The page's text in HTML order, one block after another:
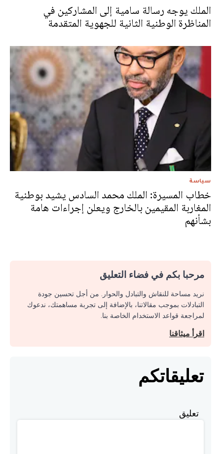
الملك يوجه رسالة سامية إلى المشاركين في
المناظرة الوطنية الثانية للجهوية المتقدمة
سياسة
خطاب المسيرة: الملك محمد السادس يشيد بوطنية
المغاربة المقيمين بالخارج ويعلن إجراءات هامة
بشأنهم
مرحبا بكم في فضاء التعليق
نريد مساحة للنقاش والتبادل والحوار. من أجل تحسين جودة
التبادلات بموجب مقالاتنا، بالإضافة إلى تجربة مساهمتك، ندعوك
لمراجعة قواعد الاستخدام الخاصة بنا.
اقرأ ميثاقنا
تعليقاتكم
تعليق